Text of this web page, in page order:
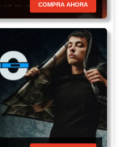
COMPRA AHORA